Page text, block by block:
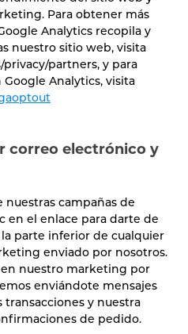
Para obtener más
Analytics recopila y
nuestro sitio web, visita
partners, y para
Analytics, visita
correo electrónico y
nuestras campañas de
en el enlace para darte de
parte inferior de cualquier
enviado por nosotros.
nuestro marketing por
enviándote mensajes
transacciones y nuestra
de pedido.